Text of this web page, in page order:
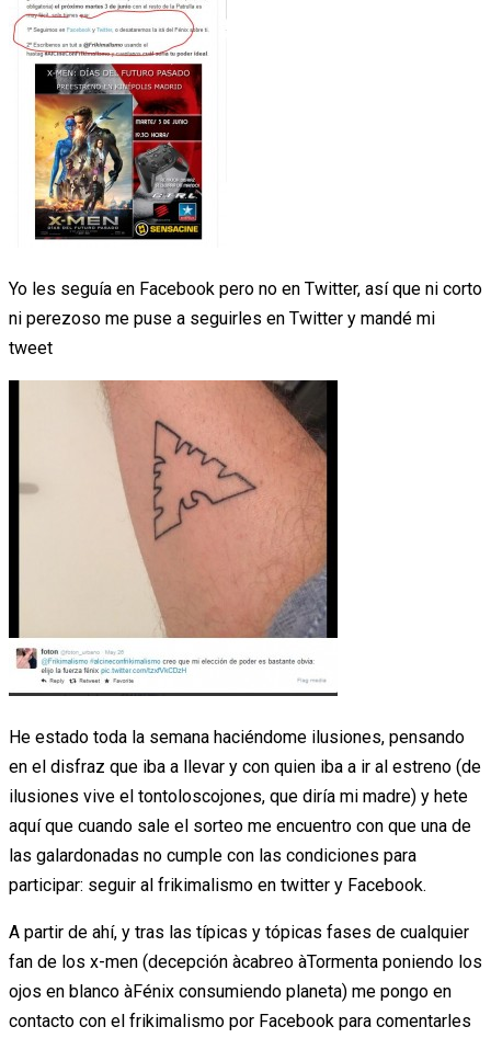
Yo les seguía en Facebook pero no en Twitter, así que ni corto
ni perezoso me puse a seguirles en Twitter y mandé mi
tweet
He estado toda la semana haciéndome ilusiones, pensando
en el disfraz que iba a llevar y con quien iba a ir al estreno (de
ilusiones vive el tontoloscojones, que diría mi madre) y hete
aquí que cuando sale el sorteo me encuentro con que una de
las galardonadas no cumple con las condiciones para
participar: seguir al frikimalismo en twitter y Facebook.
A partir de ahí, y tras las típicas y tópicas fases de cualquier
fan de los x-men (decepción àcabreo àTormenta poniendo los
ojos en blanco àFénix consumiendo planeta) me pongo en
contacto con el frikimalismo por Facebook para comentarles